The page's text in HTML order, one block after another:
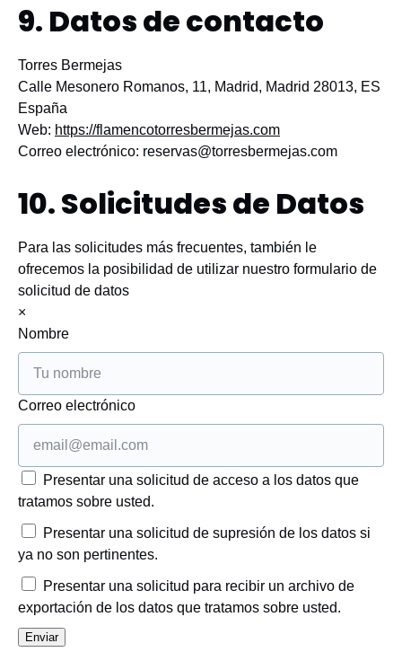
9. Datos de contacto
Torres Bermejas
Calle Mesonero Romanos, 11, Madrid, Madrid 28013, ES
España
Web: https://flamencotorresbermejas.com
Correo electrónico: reservas@torresbermejas.com
10. Solicitudes de Datos
Para las solicitudes más frecuentes, también le
ofrecemos la posibilidad de utilizar nuestro formulario de
solicitud de datos
×
Nombre
Correo electrónico
Presentar una solicitud de acceso a los datos que
tratamos sobre usted.
Presentar una solicitud de supresión de los datos si
ya no son pertinentes.
Presentar una solicitud para recibir un archivo de
exportación de los datos que tratamos sobre usted.